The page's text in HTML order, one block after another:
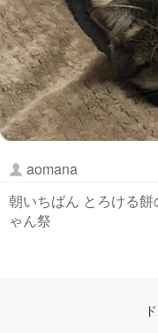
aomana
朝いちばん とろける
ゃん祭